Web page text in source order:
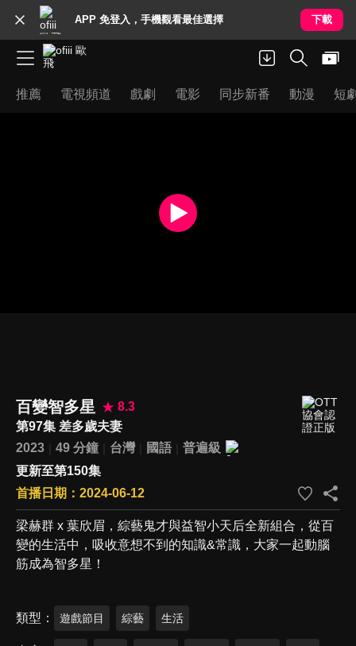
APP 免登入，手機觀看最佳選擇 下載
推薦 電視頻道 戲劇 電影 同步新番 動漫 短
百變智多星
8.3
第97集 差多歲夫妻
2023
49 分鐘 台灣 國語
普遍級
更新至第150集
首播日期：2024-06-12
梁赫群 x 葉欣眉，綜藝鬼才與益智小天后全新組合，從百
變的生活中，吸收意想不到的知識&常識，大家一起動腦
筋成為智多星！
類型 遊戲節目 綜藝 生活